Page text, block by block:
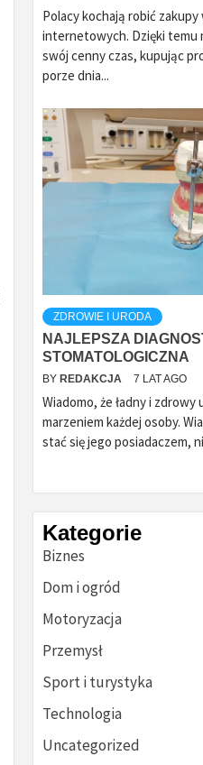
Polacy kochają robić zakupy
internetowych. Dzięki temu
swój cenny czas, kupując
porze dnia...
ZDROWIE I URODA
NAJLEPSZA
STOMATOLOGICZNA
BY REDAKCJA 7 LAT AGO
Wiadomo, że ładny i zdrowy
marzeniem każdej osoby.
stać się jego posiadaczem,
Kategorie
Biznes
Dom i ogród
Motoryzacja
Przemysł
Sport i turystyka
Technologia
Uncategorized